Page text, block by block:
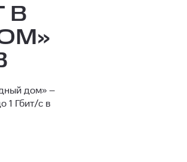
В
дом» –
1 Гбит/с в